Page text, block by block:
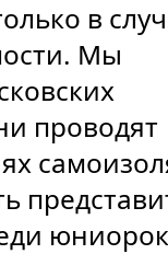
в
Мы
проводят